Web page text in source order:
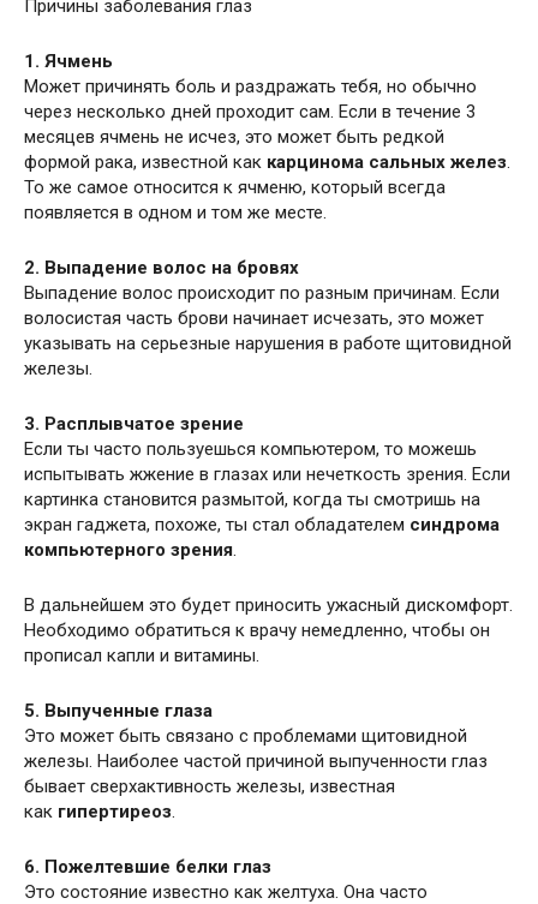
Причины заболевания глаз
1. Ячмень
Может причинять боль и раздражать тебя, но обычно
через несколько дней проходит сам. Если в течение 3
месяцев ячмень не исчез, это может быть редкой
формой рака, известной как карцинома сальных желез.
То же самое относится к ячменю, который всегда
появляется в одном и том же месте.
2. Выпадение волос на бровях
Выпадение волос происходит по разным причинам. Если
волосистая часть брови начинает исчезать, это может
указывать на серьезные нарушения в работе щитовидной
железы.
3. Расплывчатое зрение
Если ты часто пользуешься компьютером, то можешь
испытывать жжение в глазах или нечеткость зрения. Если
картинка становится размытой, когда ты смотришь на
экран гаджета, похоже, ты стал обладателем синдрома
компьютерного зрения.
В дальнейшем это будет приносить ужасный дискомфорт.
Необходимо обратиться к врачу немедленно, чтобы он
прописал капли и витамины.
5. Выпученные глаза
Это может быть связано с проблемами щитовидной
железы. Наиболее частой причиной выпученности глаз
бывает сверхактивность железы, известная
как гипертиреоз.
6. Пожелтевшие белки глаз
Это состояние известно как желтуха. Она часто